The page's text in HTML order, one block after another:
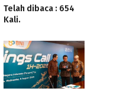
Telah dibaca : 654
Kali.